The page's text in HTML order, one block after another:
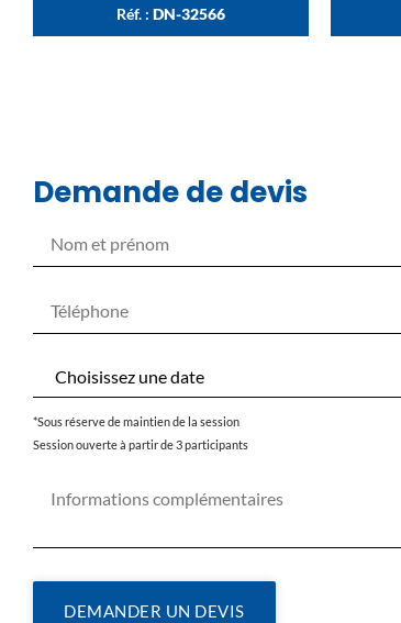
Réf. :DN-32566
Demande de devis
*Sous réserve de maintien de la session
Session ouverte à partir de 3 participants
DEMANDER UN DEVIS